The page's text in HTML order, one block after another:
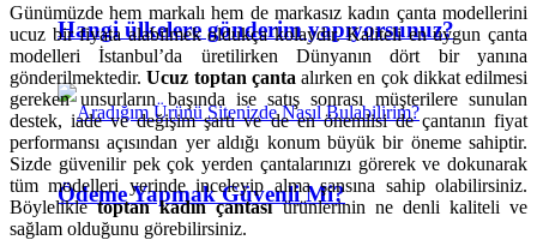
Hangi ülkelere gönderim yapıyorsunuz?
Ödeme Yapmak Güvenli Mi?
Günümüzde hem markalı hem de markasız kadın çanta modellerini
ucuz bir fiyata alabilmek oldukça kolaydır. Kaliteli en uygun çanta
modelleri İstanbul’da üretilirken Dünyanın dört bir yanına
gönderilmektedir.Ucuz toptan çanta alırken en çok dikkat edilmesi
gereken unsurların başında ise satış sonrası müşterilere sunulan
destek, iade ve değişim şartı ve de en önemlisi de çantanın fiyat
performansı açısından yer aldığı konum büyük bir öneme sahiptir.
Sizde güvenilir pek çok yerden çantalarınızı görerek ve dokunarak
tüm modelleri yerinde inceleyip alma şansına sahip olabilirsiniz.
Böylelikletoptan kadın çantasıürünlerinin ne denli kaliteli ve
sağlam olduğunu görebilirsiniz.